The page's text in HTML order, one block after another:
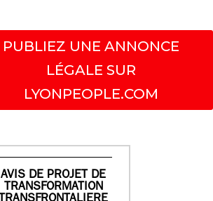
PUBLIEZ UNE ANNONCE
LÉGALE SUR
LYONPEOPLE.COM
AVIS DE PROJET DE
TRANSFORMATION